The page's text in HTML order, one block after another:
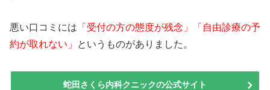
悪い口コミには 「受付の方の態度が残念」「自由診療の予
約が取れない」
というものがありました。
蛇田さくら内科クニックの公式サイト